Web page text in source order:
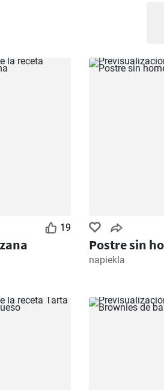
19
Postre sin
napiekla